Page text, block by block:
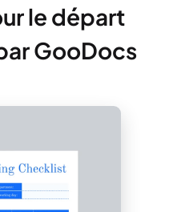
le départ
GooDocs